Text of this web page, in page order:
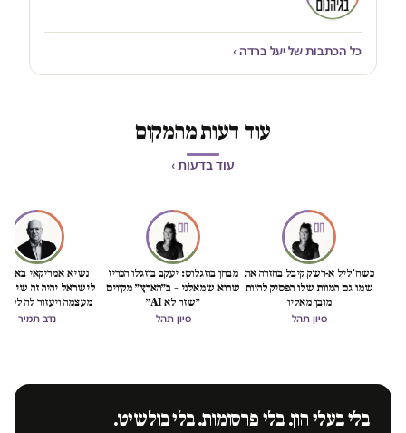
כל הכתבות של יעל ברדה ›
עוד דעות מהמקום
עוד בדעות ›
כשח'ליל א-רשק קיבל בחזרה את
שמו גם המוות שלו הפסיק להיות
מובן מאליו
סיון תהל
מבחן בוזגלוס: יעקב בוזגלו הכריז
שהוא שמאלני – ב״הארץ״ מקווים
״שזה לא AI״
סיון תהל
נשיא אמריקאי באמת
לישראל יהיה זה
מעצמה ויעזור לה
הכיבוש
נדב תמיר
בלי בעלי הון. בלי פרסומות. בלי בולשיט.